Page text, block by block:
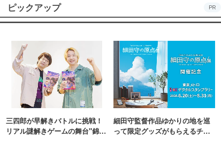
ピックアップ PR
三四郎が早解きバトルに挑戦！
リアル謎解きゲームの舞台"錦糸
細田守監督作品ゆかりの地を巡
って限定グッズがもらえるチャ